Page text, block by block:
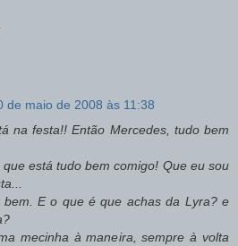
de maio de 2008 às 11:38
na festa!! Então Mercedes, tudo bem
está tudo bem comigo! Que eu sou
bem. E o que é que achas da Lyra? e
mecinha à maneira, sempre à volta